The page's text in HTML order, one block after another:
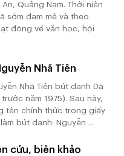
Quảng Nam. Thời niên
sớm đam mê và theo
động về văn học, hội
Nhã Tiên
Nhã Tiên bút danh Dã
năm 1975). Sau này,
tên chính thức trong giấy
bút danh: Nguyễn ...
cứu, biên khảo